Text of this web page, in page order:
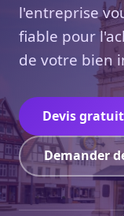
l'entreprise
fiable pour
de votre bien
Devis
Demander